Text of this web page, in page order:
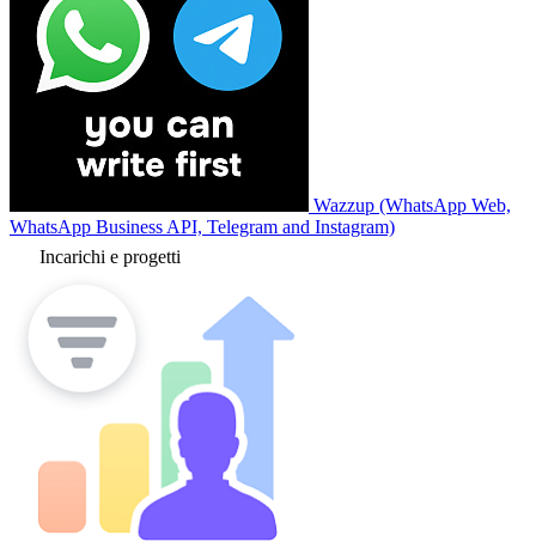
Wazzup (WhatsApp Web,
WhatsApp Business API, Telegram and Instagram)
Incarichi e progetti